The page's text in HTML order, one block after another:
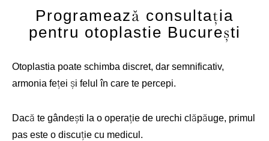
Programează consultația
pentru otoplastie București
Otoplastia poate schimba discret, dar semnificativ,
armonia feței și felul în care te percepi.
Dacă te gândești la o operație de urechi clăpăuge, primul
pas este o discuție cu medicul.